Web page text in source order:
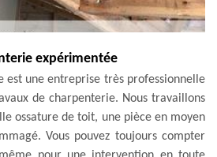
expérimentée
est une entreprise très professionnelle
de charpenterie. Nous travaillons
ossature de toit, une pièce en moyen
Vous pouvez toujours compter